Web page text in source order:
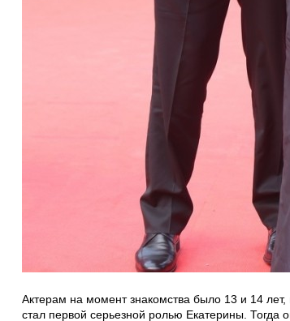
Актерам на момент знакомства было 13 и 14
стал первой серьезной ролью Екатерины. Тогда